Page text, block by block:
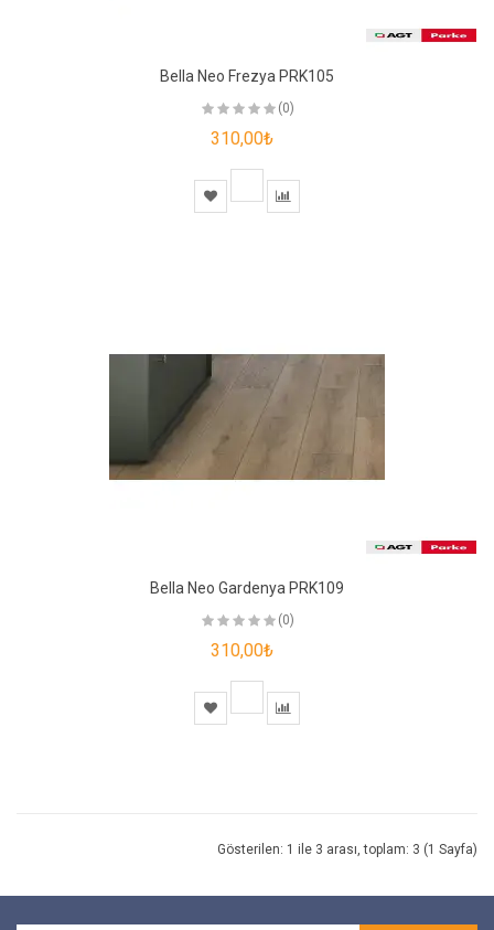
Bella Neo Frezya PRK105
(0)
310,00₺
Bella Neo Gardenya PRK109
(0)
310,00₺
Gösterilen: 1 ile 3 arası, toplam: 3 (1 Sayfa)